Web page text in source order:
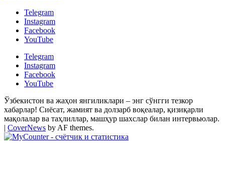
Telegram
Instagram
Facebook
YouTube
Telegram
Instagram
Facebook
YouTube
Ўзбекистон ва жаҳон янгиликлари – энг сўнгги тезкор
хабарлар! Сиёсат, жамият ва долзарб воқеалар, қизиқарли
мақолалар ва таҳлиллар, машҳур шахслар билан интервьюлар.
| CoverNews by AF themes.